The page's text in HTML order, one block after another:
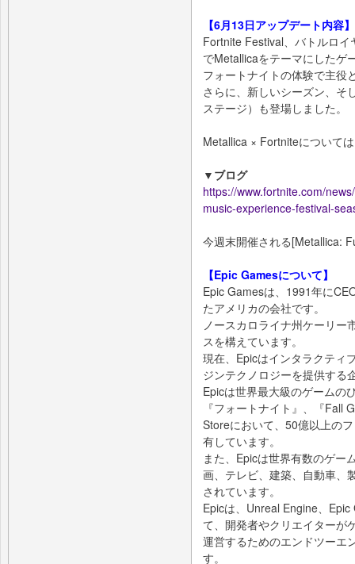
【6月13日アップデート内容】
Fortnite Festival、バトルロ
でMetallicaをテーマにしたゲ
フォートナイトの体験で主役
さらに、新しいシーズン、そ
ステージ）も登場しました。
Metallica × Fortniteについて
▼ブログ
https://www.fortnite.com/
music-experience-festival-
今週末開催される[Metallica:
【Epic Gamesについて】
Epic Gamesは、1991年に
たアメリカの会社です。
ノースカロライナ州ケーリ
スを構えています。
現在、Epicはインタラクティ
ジンテクノロジーを提供する
Epicは世界最大級のゲームの
『フォートナイト』、『Fall
Storeにおいて、50億以上の
有しています。
また、Epicは世界有数のゲー
画、テレビ、建築、自動車、
されています。
Epicは、Unreal Engine、
て、開発者やクリエイターが
運営するためのエンドツーエ
す。